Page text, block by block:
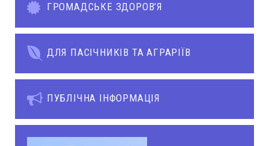
ГРОМАДСЬКЕ ЗДОРОВ’Я
ДЛЯ ПАСІЧНИКІВ ТА АГРАРІЇВ
ПУБЛІЧНА ІНФОРМАЦІЯ